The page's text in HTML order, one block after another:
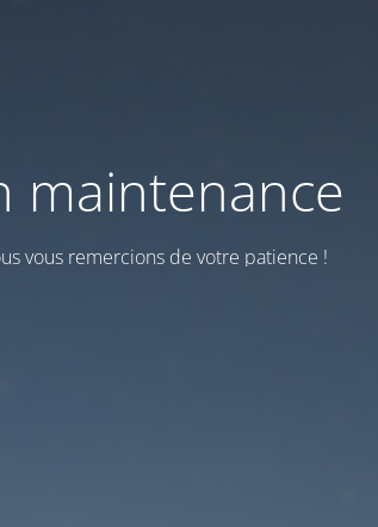
maintenance
vous remercions de votre patience !